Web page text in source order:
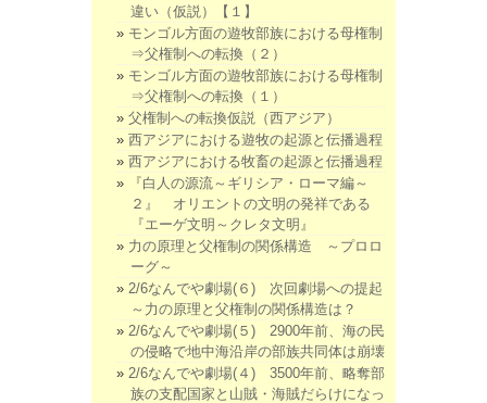
違い（仮説）【１】
モンゴル方面の遊牧部族における母権制
⇒父権制への転換（２）
モンゴル方面の遊牧部族における母権制
⇒父権制への転換（１）
父権制への転換仮説（西アジア）
西アジアにおける遊牧の起源と伝播過程
西アジアにおける牧畜の起源と伝播過程
『白人の源流～ギリシア・ローマ編～
２』 オリエントの文明の発祥である
『エーゲ文明～クレタ文明』
力の原理と父権制の関係構造 ～プロロ
ーグ～
2/6なんでや劇場(６) 次回劇場への提起
～力の原理と父権制の関係構造は？
2/6なんでや劇場(５) 2900年前、海の民
の侵略で地中海沿岸の部族共同体は崩壊
2/6なんでや劇場(４) 3500年前、略奪部
族の支配国家と山賊・海賊だらけになっ